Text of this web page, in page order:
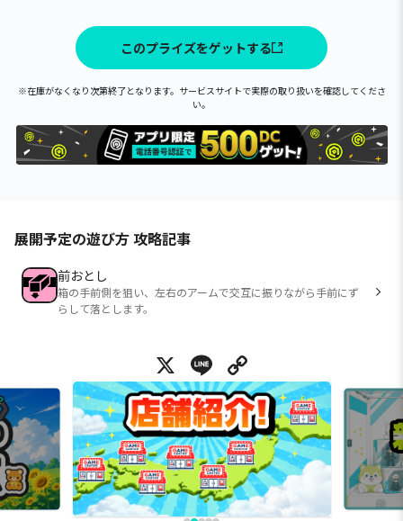
このプライズをゲットする
※在庫がなくなり次第終了となります。サービスサイトで実際の取り扱いを確認してくださ
い。
展開予定の遊び方 攻略記事
前おとし
箱の手前側を狙い、左右のアームで交互に振りながら手前にず
らして落とします。
X Line